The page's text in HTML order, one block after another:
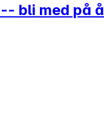
bli med på å